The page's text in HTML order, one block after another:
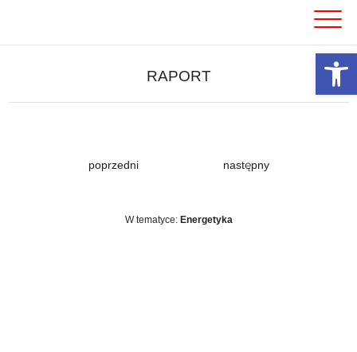
RAPORT
poprzedni następny
W tematyce: Energetyka